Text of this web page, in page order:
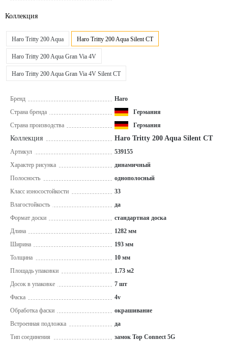
Коллекция
Haro Tritty 200 Aqua Haro Tritty 200 Aqua Silent CT
Haro Tritty 200 Aqua Gran Via 4V
Haro Tritty 200 Aqua Gran Via 4V Silent CT
Бренд
Haro
Страна бренда
Германия
Страна производства
Германия
Коллекция Haro Tritty 200 Aqua Silent CT
Артикул
539155
Характер рисунка
динамичный
Полосность
однополосный
Класс износостойкости
33
Влагостойкость
да
Формат доски
стандартная доска
Длина
1282 мм
Ширина
193 мм
Толщина
10 мм
Площадь упаковки
1.73 м2
Досок в упаковке
7 шт
Фаска
4v
Обработка фаски
окрашивание
Встроенная подложка
да
Тип соединения
замок Top Connect 5G